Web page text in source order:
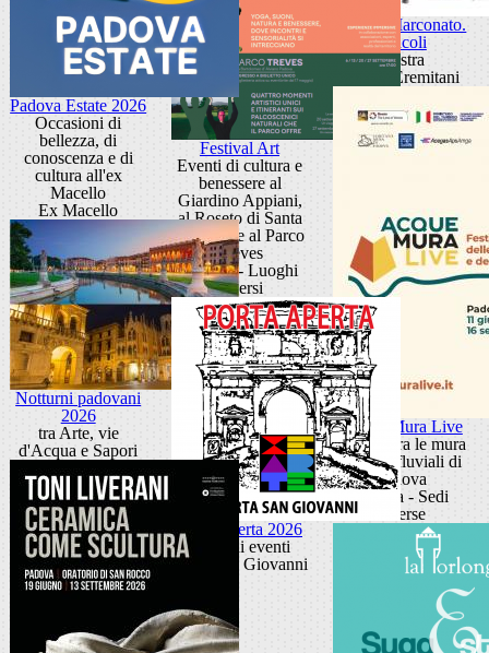
Sandra Marconato.
Oracoli
Mostra
Museo Eremitani
Festival Art
Eventi di cultura e
benessere al
Giardino Appiani,
al Roseto di Santa
Giustina e al Parco
Treves
Padova - Luoghi
diversi
Padova Estate 2026
Occasioni di
bellezza, di
conoscenza e di
cultura all'ex
Macello
Ex Macello
Acque Mura Live
Festival tra le mura
e i porti fluviali di
Padova
Padova - Sedi
diverse
Notturni padovani
2026
tra Arte, vie
d'Acqua e Sapori
Porta Aperta 2026
Ciclo di eventi
Porta San Giovanni